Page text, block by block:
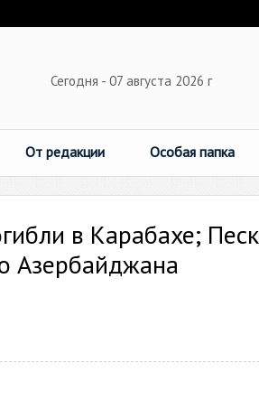
Сегодня - 07 августа 2026 г
От редакции Особая папка
в Карабахе;
Азербайджана